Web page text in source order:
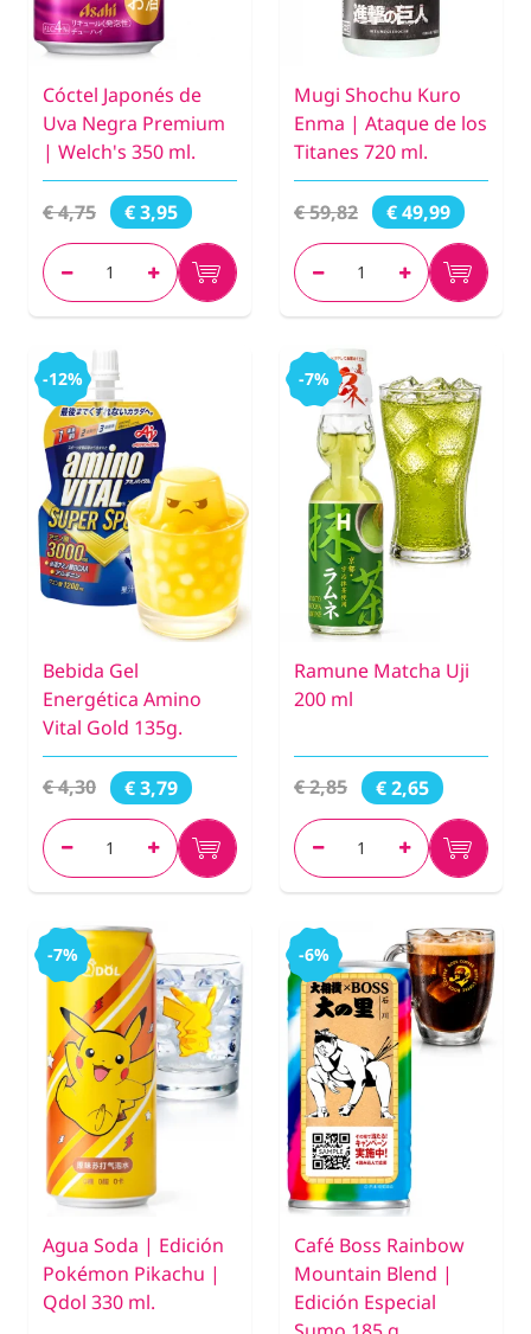
Cóctel Japonés de
Uva Negra Premium
| Welch's 350 ml.
€ 4,75 € 3,95
Mugi Shochu Kuro
Enma | Ataque de los
Titanes 720 ml.
€ 59,82 € 49,99
-12%
Bebida Gel
Energética Amino
Vital Gold 135g.
€ 4,30 € 3,79
-7%
Ramune Matcha Uji
200 ml
€ 2,85 € 2,65
-7%
Agua Soda | Edición
Pokémon Pikachu |
Qdol 330 ml.
-6%
Café Boss Rainbow
Mountain Blend |
Edición Especial